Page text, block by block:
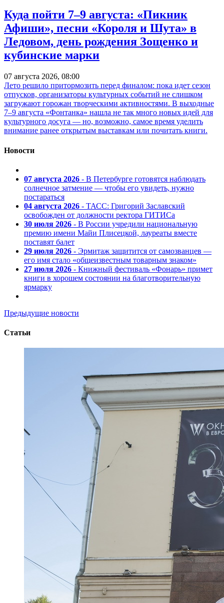
Куда пойти 7–9 августа: «Пикник
Афиши», песни «Короля и Шута» в
Ледовом, день рождения Зощенко и
кубинские марки
07 августа 2026, 08:00
Лето решило притормозить перед финалом: пока идет сезон
отпусков, организаторы культурных событий не слишком
загружают горожан творческими активностями. В выходные
7–9 августа «Фонтанка» нашла не так много новых идей для
культурного досуга — но, возможно, самое время уделить
внимание ранее открытым выставкам или почитать книги.
Новости
07 августа 2026 - В Петербурге готовятся наблюдать
солнечное затмение — чтобы его увидеть, нужно
постараться
04 августа 2026 - ТАСС: Григорий Заславский
освобожден от должности ректора ГИТИСа
30 июля 2026 - В России учредили национальную
премию имени Майи Плисецкой, лауреаты вместе
поставят балет
29 июля 2026 - Эрмитаж защитится от самозванцев —
его имя стало «общеизвестным товарным знаком»
27 июля 2026 - Книжный фестиваль «Фонарь» примет
книги в хорошем состоянии на благотворительную
ярмарку
Предыдущие новости
Статьи